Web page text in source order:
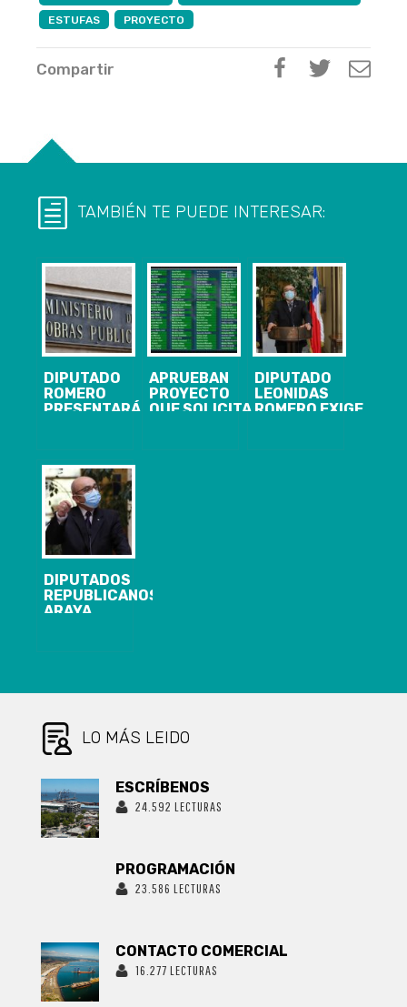
ESTUFAS
PROYECTO
Compartir
TAMBIÉN TE PUEDE INTERESAR:
DIPUTADO
ROMERO
PRESENTARÁ
POR GRAVES
IRREGULARIDADES
EN EL MOP
APENAS EL
CONGRESO
RETOME SUS
FUNCIONES
APRUEBAN
PROYECTO
QUE SOLICITA
Y AUXILIARES
DIPUTADO
LEONIDAS
ROMERO EXIGE
DIPUTADOS
REPUBLICANOS
ARAYA,
DE SALUD POR
DECISIÓN DE
SUSPENDER
EN CÁRCELES
LO MÁS LEIDO
ESCRÍBENOS
24.592 LECTURAS
PROGRAMACIÓN
23.586 LECTURAS
CONTACTO COMERCIAL
16.277 LECTURAS